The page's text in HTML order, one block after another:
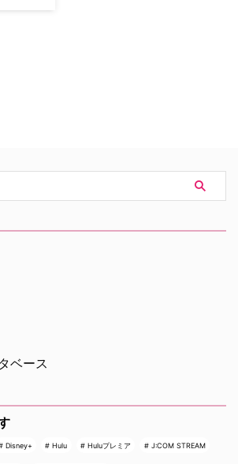
ベース
Disney+ Hulu Huluプレミア J:COM STREAM